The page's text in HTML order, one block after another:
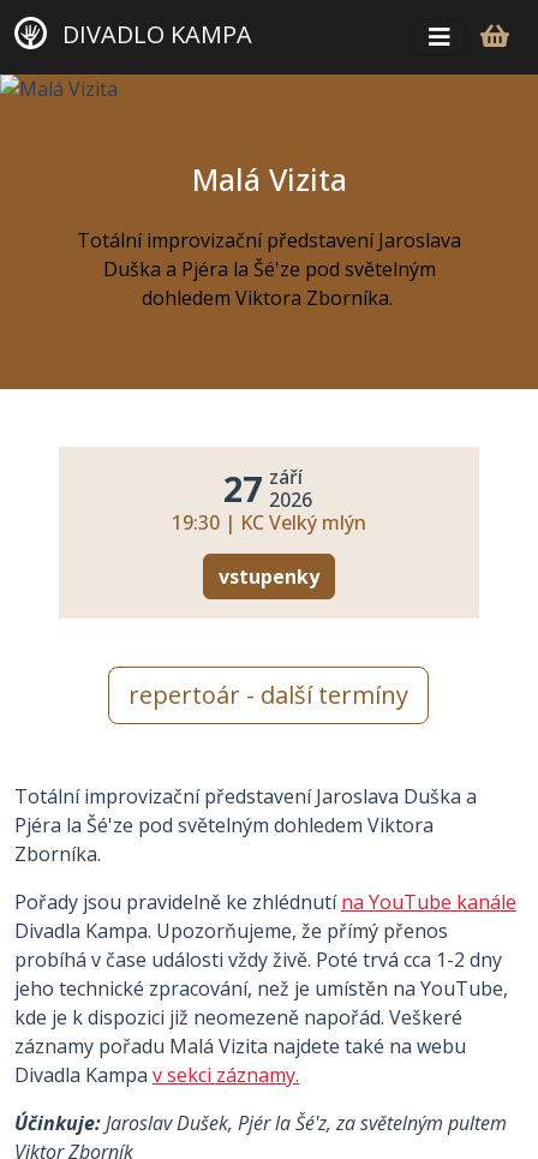
DIVADLO KAMPA
Malá Vizita
Totální improvizační představení Jaroslava
Duška a Pjéra la Šé'ze pod světelným
dohledem Viktora Zborníka.
27 září
2026
19:30 | KC Velký mlýn
vstupenky
repertoár - další termíny
Totální improvizační představení Jaroslava Duška a
Pjéra la Šé'ze pod světelným dohledem Viktora
Zborníka.
Pořady jsou pravidelně ke zhlédnutína YouTube kanále
Divadla Kampa. Upozorňujeme, že přímý přenos
probíhá v čase události vždy živě. Poté trvá cca 1-2 dny
jeho technické zpracování, než je umístěn na YouTube,
kde je k dispozici již neomezeně napořád. Veškeré
záznamy pořadu Malá Vizita najdete také na webu
Divadla Kampa v sekci záznamy.
Účinkuje:Jaroslav Dušek, Pjér la Šé'z, za světelným pultem
Viktor Zborník